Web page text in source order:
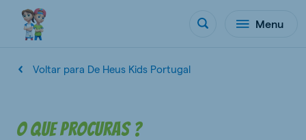
Menu
Voltar para De Heus Kids Portugal
O que procuras ?